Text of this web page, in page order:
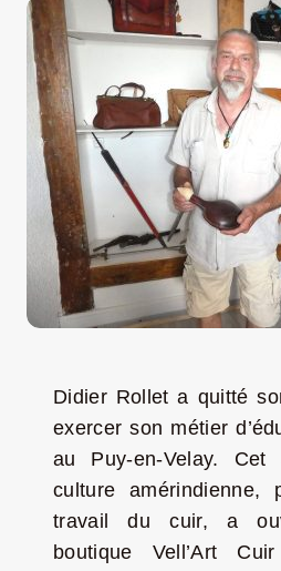
LE VELAY RECRUTE
LA ROUTE DES
NOUS CONTACTER
Rechercher:
Didier Rollet a quitté
exercer son métier
au Puy-en-Velay.
culture amérindienne,
travail du cuir, a
boutique Vell’Art